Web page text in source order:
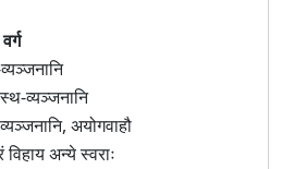
व्यञ्जनानि
अयोगवाहौ
अन्ये स्वराः